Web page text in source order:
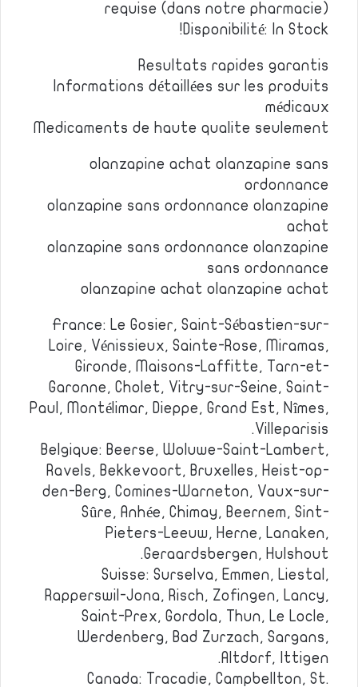
requise (dans notre pharmacie)
Disponibilité: In Stock!
Resultats rapides garantis
Informations détaillées sur les produits
médicaux
Medicaments de haute qualite seulement
olanzapine achat olanzapine sans
ordonnance
olanzapine sans ordonnance olanzapine
achat
olanzapine sans ordonnance olanzapine
sans ordonnance
olanzapine achat olanzapine achat
France: Le Gosier, Saint-Sébastien-sur-
Loire, Vénissieux, Sainte-Rose, Miramas,
Gironde, Maisons-Laffitte, Tarn-et-
Garonne, Cholet, Vitry-sur-Seine, Saint-
Paul, Montélimar, Dieppe, Grand Est, Nîmes,
Villeparisis.
Belgique: Beerse, Woluwe-Saint-Lambert,
Ravels, Bekkevoort, Bruxelles, Heist-op-
den-Berg, Comines-Warneton, Vaux-sur-
Sûre, Anhée, Chimay, Beernem, Sint-
Pieters-Leeuw, Herne, Lanaken,
Geraardsbergen, Hulshout.
Suisse: Surselva, Emmen, Liestal,
Rapperswil-Jona, Risch, Zofingen, Lancy,
Saint-Prex, Gordola, Thun, Le Locle,
Werdenberg, Bad Zurzach, Sargans,
Altdorf, Ittigen.
Canada: Tracadie, Campbellton, St.